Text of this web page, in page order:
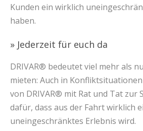
Kunden ein wirklich
haben.
» Jederzeit für euch da
DRIVAR® bedeutet viel mehr als
mieten: Auch in
von DRIVAR® mit Rat und Tat zur
dafür, dass aus der Fahrt wirklich
uneingeschränktes Erlebnis wird.